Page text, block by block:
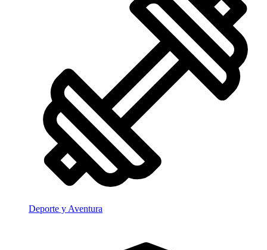
Deporte y Aventura